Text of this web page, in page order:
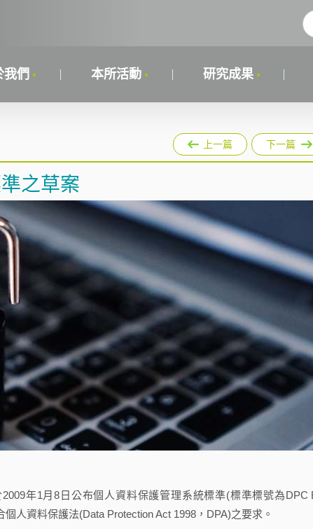
我們 本所活動 研究成果
上一篇 下一篇
之草案
年1月8日公布個人資料保護管理系統標準(標準標號為DPC
人資料保護法(Data Protection Act 1998，DPA)之要求。